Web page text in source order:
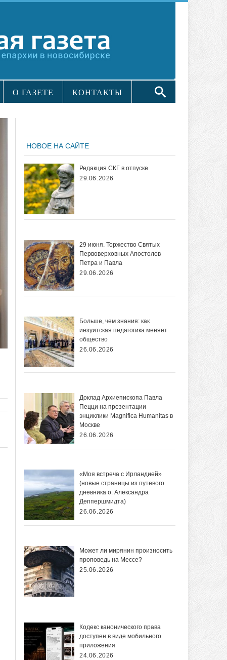
О ГАЗЕТЕ КОНТАКТЫ
НОВОЕ НА САЙТЕ
Редакция СКГ в отпуске
29.06.2026
29 июня. Торжество Святых
Первоверховных Апостолов
Петра и Павла
29.06.2026
Больше, чем знания: как
иезуитская педагогика меняет
общество
26.06.2026
Доклад Архиепископа Павла
Пецци на презентации
энциклики Magnifica Нumanitas в
Москве
26.06.2026
«Моя встреча с Ирландией»
(новые страницы из путевого
дневника о. Александра
Деппершмидта)
26.06.2026
Может ли мирянин произносить
проповедь на Мессе?
25.06.2026
Кодекс канонического права
доступен в виде мобильного
приложения
24.06.2026